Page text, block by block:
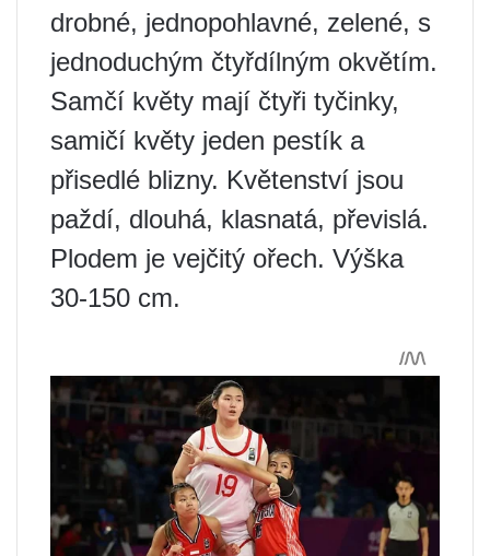
drobné, jednopohlavné, zelené, s
jednoduchým čtyřdílným okvětím.
Samčí květy mají čtyři tyčinky,
samičí květy jeden pestík a
přisedlé blizny. Květenství jsou
paždí, dlouhá, klasnatá, převislá.
Plodem je vejčitý ořech. Výška
30-150 cm.